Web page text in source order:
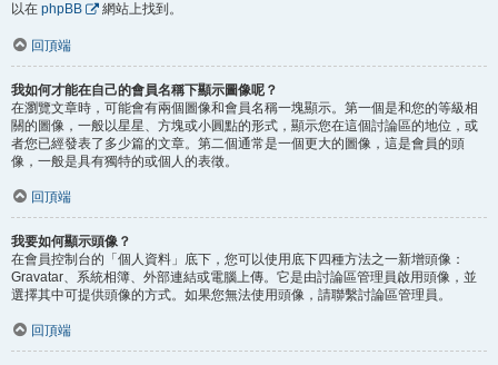
以在 phpBB 網站上找到。
回頂端
我如何才能在自己的會員名稱下顯示圖像呢？
在瀏覽文章時，可能會有兩個圖像和會員名稱一塊顯示。第一個是和您的等級相
關的圖像，一般以星星、方塊或小圓點的形式，顯示您在這個討論區的地位，或
者您已經發表了多少篇的文章。第二個通常是一個更大的圖像，這是會員的頭
像，一般是具有獨特的或個人的表徵。
回頂端
我要如何顯示頭像？
在會員控制台的「個人資料」底下，您可以使用底下四種方法之一新增頭像：
Gravatar、系統相簿、外部連結或電腦上傳。它是由討論區管理員啟用頭像，並
選擇其中可提供頭像的方式。如果您無法使用頭像，請聯繫討論區管理員。
回頂端